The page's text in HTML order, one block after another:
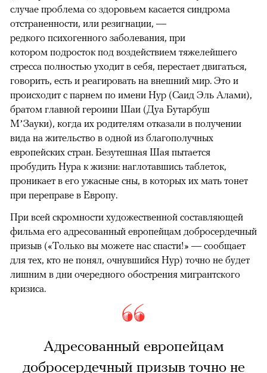
случае проблема со здоровьем касается синдрома
отстраненности, или резигнации, —
редкого психогенного заболевания, при
котором подросток под воздействием тяжелейшего
стресса полностью уходит в себя, перестает двигаться,
говорить, есть и реагировать на внешний мир. Это и
происходит с парнем по имени Нур (Саид Эль Алами),
братом главной героини Шаи (Дуа Бутарбуш
М’Зауки), когда их родителям отказали в получении
вида на жительство в одной из благополучных
европейских стран. Безутешная Шая пытается
пробудить Нура к жизни: наглотавшись таблеток,
проникает в его ужасные сны, в которых их мать тонет
при переправе в Европу.
При всей скромности художественной составляющей
фильма его адресованный европейцам добросердечный
призыв («Только вы можете нас спасти!» — сообщает
для тех, кто не понял, очнувшийся Нур) точно не будет
лишним в дни очередного обострения мигрантского
кризиса.
Адресованный европейцам
добросердечный призыв точно не